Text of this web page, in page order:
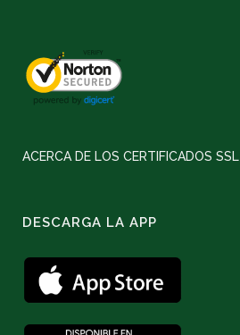
ACERCA DE LOS CERTIFICADOS SSL
DESCARGA LA APP